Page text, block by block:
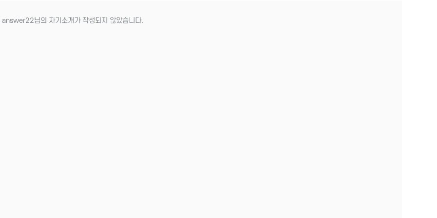
answer22님의 자기소개가 작성되지 않았습니다.